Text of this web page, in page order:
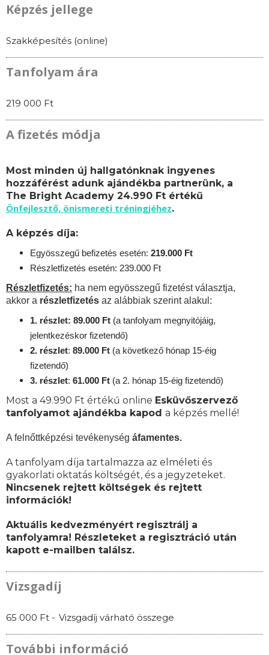
Képzés jellege
Szakképesítés (online)
Tanfolyam ára
219 000 Ft
A fizetés módja
Most minden új hallgatónknak ingyenes
hozzáférést adunk ajándékba partnerünk, a
The Bright Academy 24.990 Ft értékű
Önfejlesztő, önismereti tréningjéhez.
A képzés díja:
Egyösszegű befizetés esetén: 219.000 Ft
Részletfizetés esetén: 239.000 Ft
Részletfizetés: ha nem egyösszegű fizetést választja,
akkor a részletfizetés az alábbiak szerint alakul:
1. részlet: 89.000 Ft (a tanfolyam megnyitójáig,
jelentkezéskor fizetendő)
2. részlet: 89.000 Ft (a következő hónap 15-éig
fizetendő)
3. részlet: 61.000 Ft (a 2. hónap 15-éig fizetendő)
Most a 49.990 Ft értékű online Esküvőszervező
tanfolyamot ajándékba kapod a képzés mellé!
A felnőttképzési tevékenység áfamentes.
A tanfolyam díja tartalmazza az elméleti és
gyakorlati oktatás költségét, és a jegyzeteket.
Nincsenek rejtett költségek és rejtett
információk!
Aktuális kedvezményért regisztrálj a
tanfolyamra! Részleteket a regisztráció után
kapott e-mailben találsz.
Vizsgadíj
65 000 Ft - Vizsgadíj várható összege
További információ